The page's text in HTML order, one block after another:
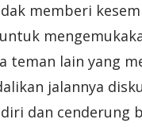
memberi
teman lain yang
jalannya
dan cenderung